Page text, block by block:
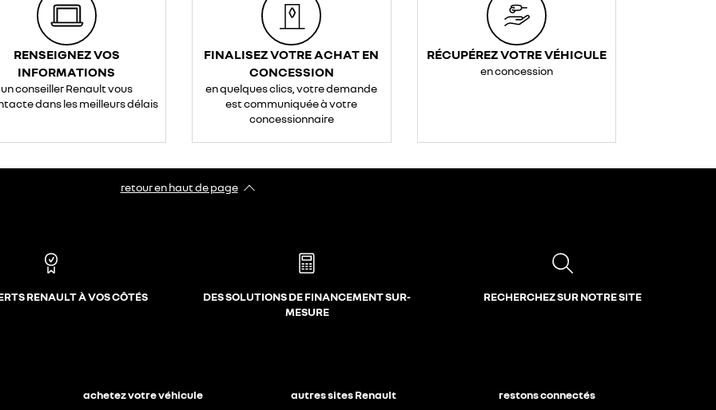
RENSEIGNEZ VOS
INFORMATIONS
un conseiller Renault vous
dans les meilleurs délais
FINALISEZ VOTRE ACHAT EN
CONCESSION
en quelques clics, votre demande
est communiquée à votre
concessionnaire
RÉCUPÉREZ VOTRE VÉHICULE
en concession
retour en haut de page​
RENAULT À VOS CÔTÉS
DES SOLUTIONS DE FINANCEMENT SUR-
MESURE
RECHERCHEZ SUR NOTRE SITE
achetez votre véhicule autres sites Renault restons connectés